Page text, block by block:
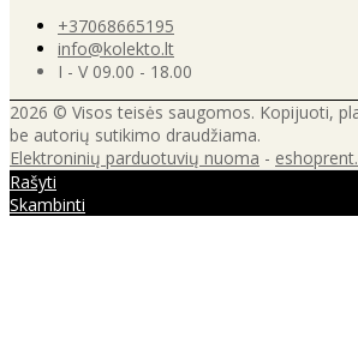
+37068665195
info@kolekto.lt
I - V 09.00 - 18.00
2026 © Visos teisės saugomos. Kopijuoti,
be autorių sutikimo draudžiama.
Elektroninių parduotuvių nuoma -
Rašyti
Skambinti